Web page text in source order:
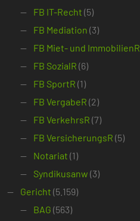
FB IT-Recht (5)
FB Mediation (3)
FB Miet- und ImmobilienR
FB SozialR (6)
FB SportR (1)
FB VergabeR (2)
FB VerkehrsR (7)
FB VersicherungsR (5)
Notariat (1)
Syndikusanw (3)
Gericht (5.159)
BAG (563)